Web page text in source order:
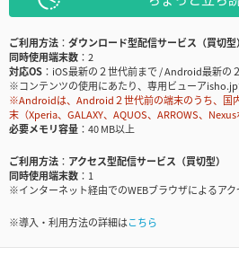
ご利用方法
ダウンロード型配信サービス（買切型）
同時使用端末数
2
対応OS
iOS最新の２世代前まで / Android最新の
※コンテンツの使用にあたり、専用ビューア
※Androidは、Android２世代前の端末のうち、国
末（Xperia、GALAXY、AQUOS、ARROWS、
必要メモリ容量
40 MB以上
ご利用方法
アクセス型配信サービス（買切型）
同時使用端末数
1
※インターネット経由でのWEBブラウザによるアク
※導入・利用方法の詳細はこちら